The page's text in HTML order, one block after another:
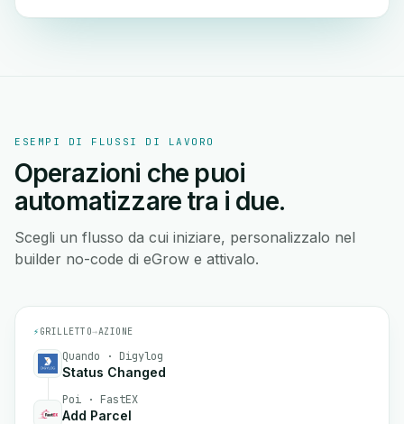
ESEMPI DI FLUSSI DI LAVORO
Operazioni che puoi
automatizzare tra i due.
Scegli un flusso da cui iniziare, personalizzalo nel
builder no-code di eGrow e attivalo.
⚡ GRILLETTO→AZIONE
Quando · Digylog
Status Changed
Poi · FastEX
Add Parcel